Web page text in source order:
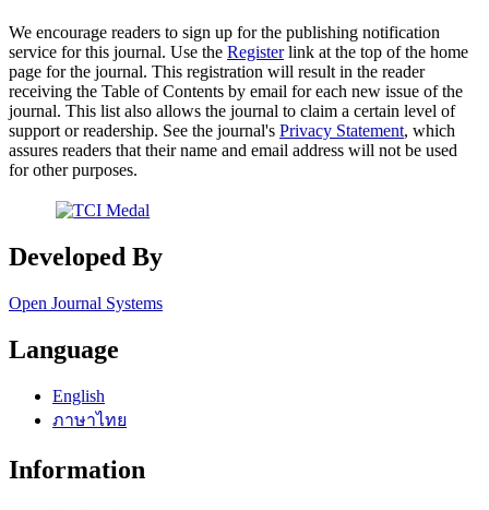
We encourage readers to sign up for the publishing notification
service for this journal. Use the Registerlink at the top of the home
page for the journal. This registration will result in the reader
receiving the Table of Contents by email for each new issue of the
journal. This list also allows the journal to claim a certain level of
support or readership. See the journal's Privacy Statement, which
assures readers that their name and email address will not be used
for other purposes.
Developed By
Open Journal Systems
Language
English
ภาษาไทย
Information